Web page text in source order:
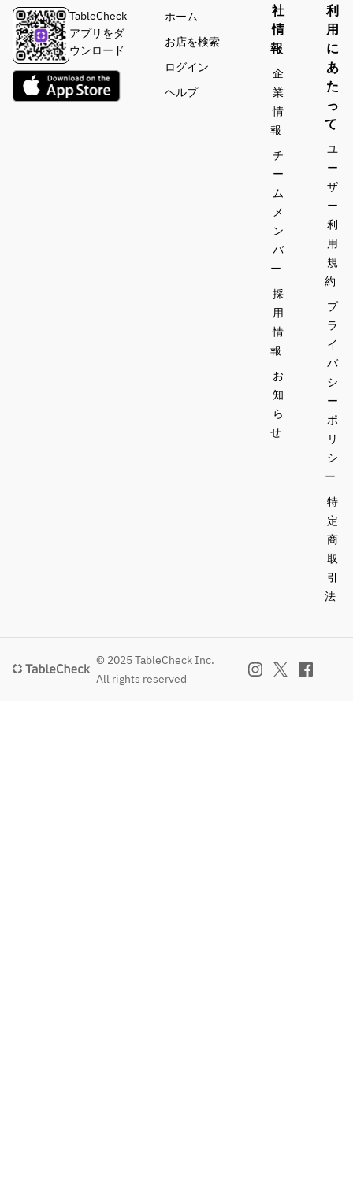
TableCheck
アプリをダ
ウンロード
ホーム
お店を検索
ログイン
ヘルプ
社
情
報
企
業
情
報
チ
ー
ム
メ
ン
バ
ー
採
用
情
報
お
知
ら
せ
利
用
に
あ
た
っ
て
ユ
ー
ザ
ー
利
用
規
約
プ
ラ
イ
バ
シ
ー
ポ
リ
シ
ー
特
定
商
取
引
法
© 2025 TableCheck Inc.
All rights reserved